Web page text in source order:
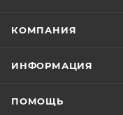
КОМПАНИЯ
ИНФОРМАЦИЯ
ПОМОЩЬ